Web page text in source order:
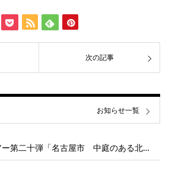
次の記事
ー第二十弾「名古屋市 中庭のある北…
お知らせ一覧